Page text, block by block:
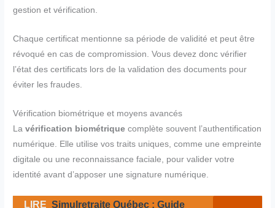
gestion et vérification.
Chaque certificat mentionne sa période de validité et peut être
révoqué en cas de compromission. Vous devez donc vérifier
l’état des certificats lors de la validation des documents pour
éviter les fraudes.
Vérification biométrique et moyens avancés
Lavérification biométrique complète souvent l’authentification
numérique. Elle utilise vos traits uniques, comme une empreinte
digitale ou une reconnaissance faciale, pour valider votre
identité avant d’apposer une signature numérique.
LIRE Simulretraite Québec : Guide